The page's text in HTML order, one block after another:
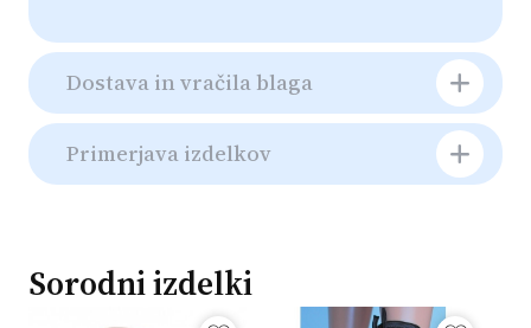
Dostava in vračila blaga
Primerjava izdelkov
Sorodni izdelki